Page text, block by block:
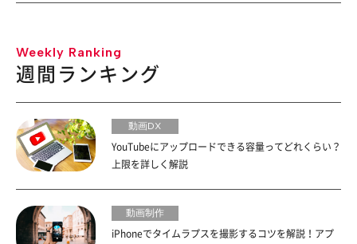
Weekly Ranking
週間ランキング
動画DX
YouTubeにアップロードできる容量ってどれくらい？
上限を詳しく解説
動画制作
iPhoneでタイムラプスを撮影するコツを解説！アプ